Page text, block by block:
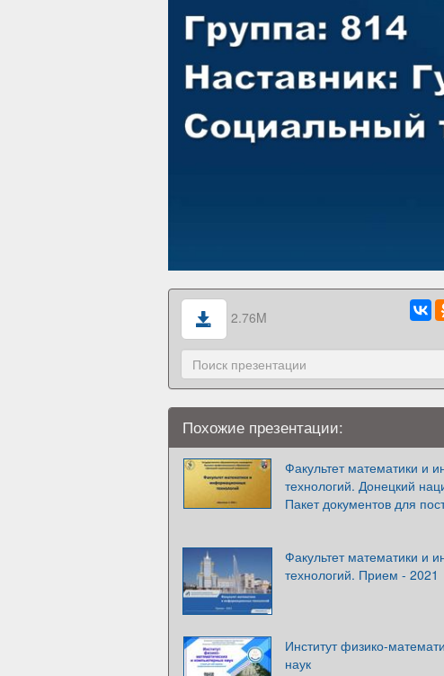
2.76M
Похожие презентации:
Факультет математики и
технологий. Донецкий
Пакет документов для
Факультет математики и
технологий. Прием - 2021
Институт физико-
наук